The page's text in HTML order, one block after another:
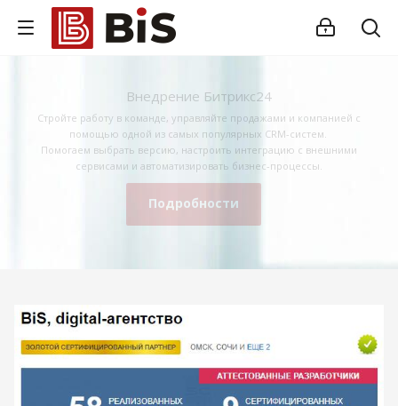
Внедрение Битрикс24
Стройте работу в команде, управляйте продажами и компанией с
помощью одной из самых популярных CRM-систем.
Помогаем выбрать версию, настроить интеграцию с внешними
сервисами и автоматизировать бизнес-процессы.
Подробности